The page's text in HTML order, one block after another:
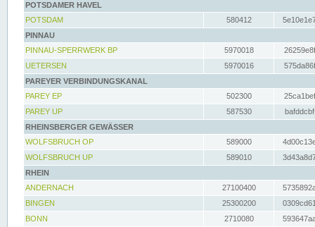
POTSDAMER HAVEL
POTSDAM
580412
PINNAU
PINNAU-SPERRWERK BP
5970018
UETERSEN
5970016
PAREYER VERBINDUNGSKANAL
PAREY EP
502300
PAREY UP
587530
RHEINSBERGER GEWÄSSER
WOLFSBRUCH OP
589000
WOLFSBRUCH UP
589010
RHEIN
ANDERNACH
27100400
BINGEN
25300200
BONN
2710080